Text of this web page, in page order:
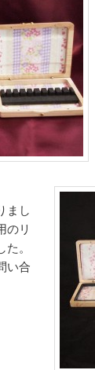
まし
のリ
。
い合